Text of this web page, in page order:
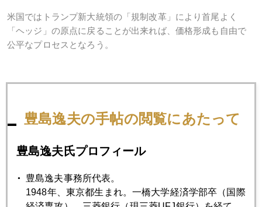
米国ではトランプ新大統領の「規制改革」により首尾よく
「ヘッジ」の原点に戻ることが出来れば、価格形成も自由で
公平なプロセスとなろう。
1月 2月 3月 4月 5月 6月
7月 8月 9月 10月
2017年03月31日
豊島逸夫の手帖の閲覧にあたって
豊島逸夫氏プロフィール
豊島逸夫事務所代表。
1948年、東京都生まれ。一橋大学経済学部卒（国際